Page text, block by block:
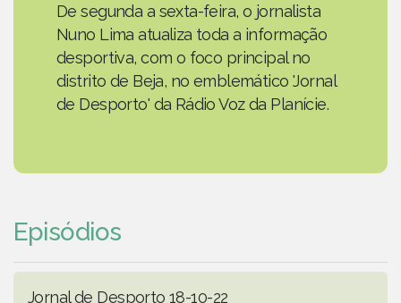
De segunda a sexta-feira, o jornalista
Nuno Lima atualiza toda a informação
desportiva, com o foco principal no
distrito de Beja, no emblemático 'Jornal
de Desporto' da Rádio Voz da Planície.
Episódios
Jornal de Desporto 18-10-22